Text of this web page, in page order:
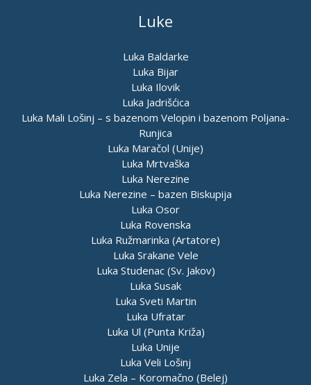
Luke
Luka Baldarke
Luka Bijar
Luka Ilovik
Luka Jadrišćica
Luka Mali Lošinj – s bazenom Velopin i bazenom Poljana-
Runjica
Luka Maračol (Unije)
Luka Mrtvaška
Luka Nerezine
Luka Nerezine – bazen Biskupija
Luka Osor
Luka Rovenska
Luka Ružmarinka (Artatore)
Luka Srakane Vele
Luka Studenac (Sv. Jakov)
Luka Susak
Luka Sveti Martin
Luka Ufratar
Luka Ul (Punta Križa)
Luka Unije
Luka Veli Lošinj
Luka Zela – Koromačno (Belej)